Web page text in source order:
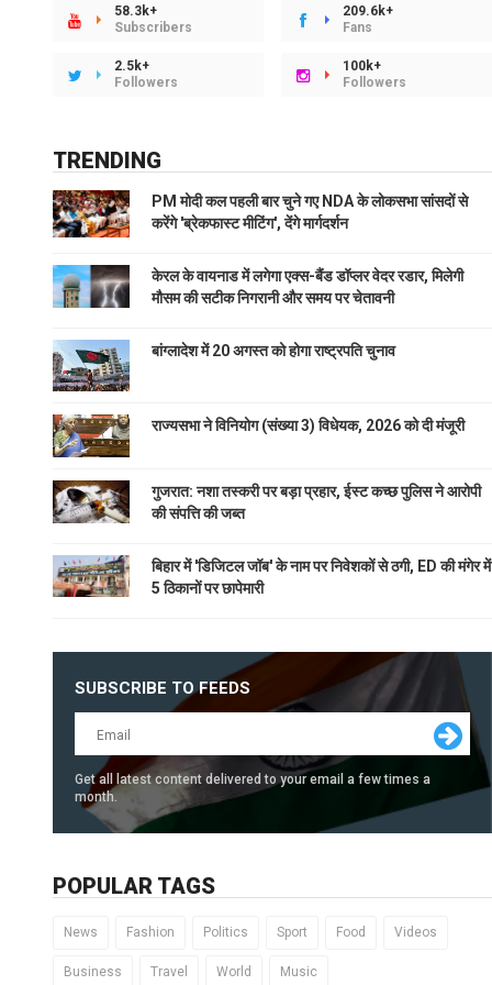
58.3k+
Subscribers
209.6k+
Fans
2.5k+
Followers
100k+
Followers
TRENDING
PM मोदी कल पहली बार चुने गए NDA के लोकसभा सांसदों से
करेंगे 'ब्रेकफास्ट मीटिंग', देंगे मार्गदर्शन
केरल के वायनाड में लगेगा एक्स-बैंड डॉप्लर वेदर रडार, मिलेगी
मौसम की सटीक निगरानी और समय पर चेतावनी
बांग्लादेश में 20 अगस्त को होगा राष्ट्रपति चुनाव
राज्यसभा ने विनियोग (संख्या 3) विधेयक, 2026 को दी मंजूरी
गुजरात: नशा तस्करी पर बड़ा प्रहार, ईस्ट कच्छ पुलिस ने आरोपी
की संपत्ति की जब्त
बिहार में 'डिजिटल जॉब' के नाम पर निवेशकों से ठगी, ED की मंगेर में
5 ठिकानों पर छापेमारी
SUBSCRIBE TO FEEDS
Get all latest content delivered to your email a few times a
month.
POPULAR TAGS
News Fashion Politics Sport Food Videos
Business Travel World Music